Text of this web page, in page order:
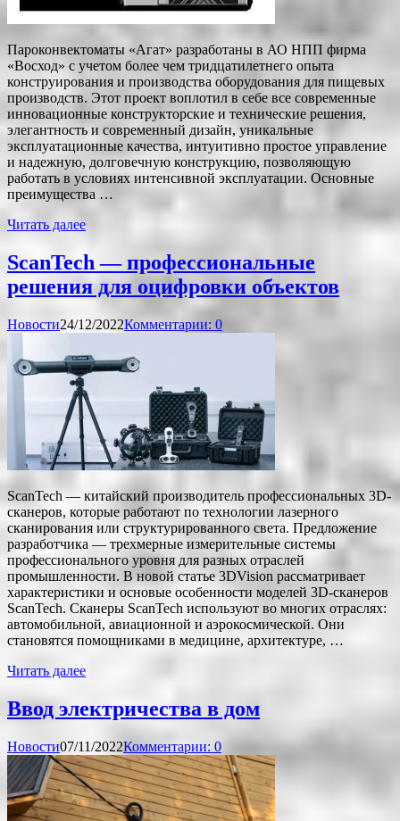
Пароконвектоматы «Агат» разработаны в АО НПП фирма
«Восход» с учетом более чем тридцатилетнего опыта
конструирования и производства оборудования для пищевых
производств. Этот проект воплотил в себе все современные
инновационные конструкторские и технические решения,
элегантность и современный дизайн, уникальные
эксплуатационные качества, интуитивно простое управление
и надежную, долговечную конструкцию, позволяющую
работать в условиях интенсивной эксплуатации. Основные
преимущества …
Читать далее
ScanTech — профессиональные
решения для оцифровки объектов
Новости24/12/2022Комментарии: 0
ScanTech — китайский производитель профессиональных 3D-
сканеров, которые работают по технологии лазерного
сканирования или структурированного света. Предложение
разработчика — трехмерные измерительные системы
профессионального уровня для разных отраслей
промышленности. В новой статье 3DVision рассматривает
характеристики и основые особенности моделей 3D-сканеров
ScanTech. Сканеры ScanTech используют во многих отраслях:
автомобильной, авиационной и аэрокосмической. Они
становятся помощниками в медицине, архитектуре, …
Читать далее
Ввод электричества в дом
Новости07/11/2022Комментарии: 0